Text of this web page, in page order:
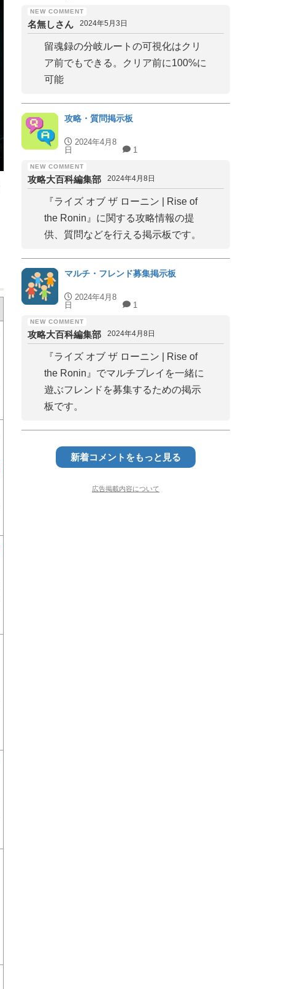
名無しさん 2024年5月3日
留魂録の分岐ルートの可視化はクリ
ア前でもできる。クリア前に100%に
可能
攻略・質問掲示板
2024年4月8
日
1
攻略大百科編集部 2024年4月8日
『ライズ オブ ザ ローニン | Rise of
the Ronin』に関する攻略情報の提
供、質問などを行える掲示板です。
マルチ・フレンド募集掲示板
2024年4月8
日
1
攻略大百科編集部 2024年4月8日
『ライズ オブ ザ ローニン | Rise of
the Ronin』でマルチプレイを一緒に
遊ぶフレンドを募集するための掲示
板です。
新着コメントをもっと見る
広告掲載内容について